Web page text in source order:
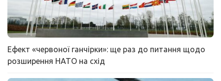
Ефект «червоної ганчірки»: ще раз до питання щодо
розширення НАТО на схід